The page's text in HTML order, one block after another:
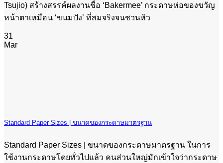
Tsujio) สร้างสรรค์ผลงานชื่อ ‘Bakermee’ กระดาษห่อของขวัญ
หน้าตาเหมือน ‘ขนมปัง’ ที่สมจริงจนชวนหิว
31
Mar
Standard Paper Sizes | ขนาดของกระดาษมาตรฐาน
Standard Paper Sizes | ขนาดของกระดาษมาตรฐาน ในการ
ใช้งานกระดาษโดยทั่วไปแล้ว คนส่วนใหญ่มักเข้าใจว่ากระดาษ